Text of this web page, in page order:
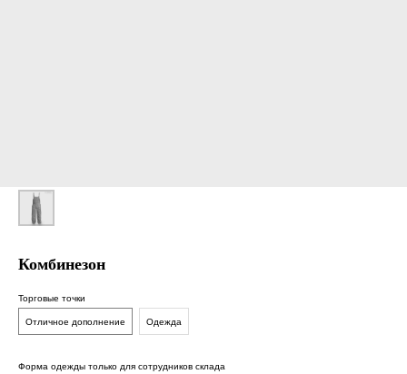
Комбинезон
Торговые точки
Отличное дополнение Одежда
Форма одежды только для сотрудников склада